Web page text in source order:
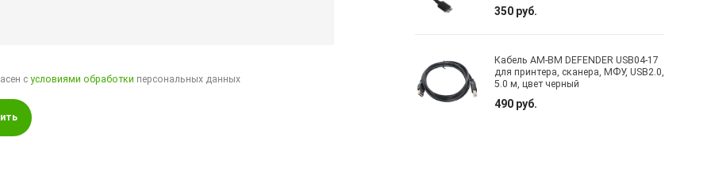
сусловиями обработки персональных данных
350 руб.
Кабель AM-BM DEFENDER USB04-17
для принтера, сканера, МФУ, USB2.0,
5.0 м, цвет черный
490 руб.